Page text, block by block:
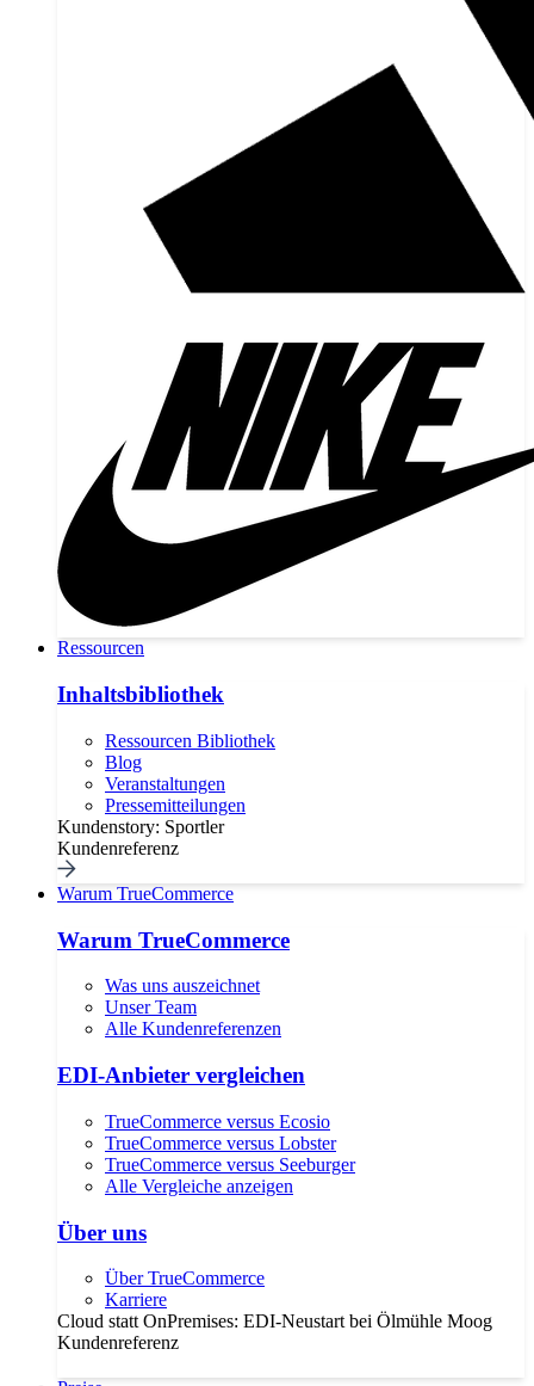
Ressourcen
Inhaltsbibliothek
Ressourcen Bibliothek
Blog
Veranstaltungen
Pressemitteilungen
Kundenstory: Sportler
Kundenreferenz
Warum TrueCommerce
Warum TrueCommerce
Was uns auszeichnet
Unser Team
Alle Kundenreferenzen
EDI-Anbieter vergleichen
TrueCommerce versus Ecosio
TrueCommerce versus Lobster
TrueCommerce versus Seeburger
Alle Vergleiche anzeigen
Über uns
Über TrueCommerce
Karriere
Cloud statt OnPremises: EDI-Neustart bei Ölmühle Moog
Kundenreferenz